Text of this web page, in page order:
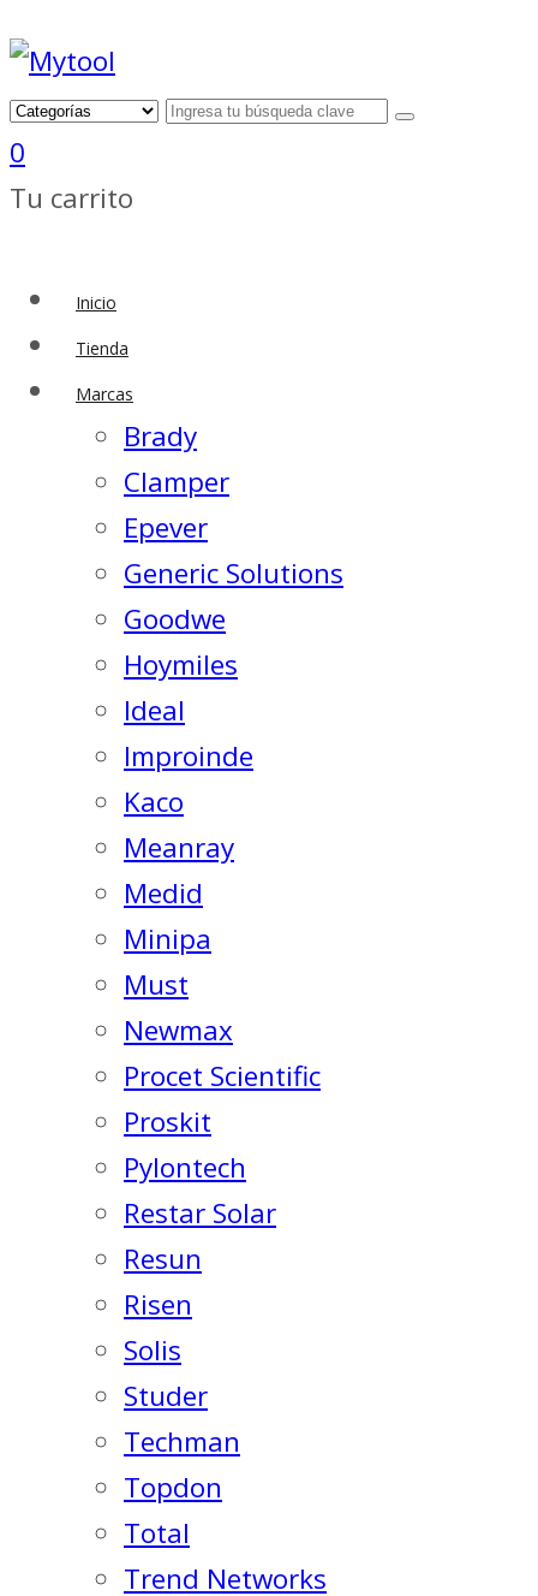
0
Tu carrito
Inicio
Tienda
Marcas
Brady
Clamper
Epever
Generic Solutions
Goodwe
Hoymiles
Ideal
Improinde
Kaco
Meanray
Medid
Minipa
Must
Newmax
Procet Scientific
Proskit
Pylontech
Restar Solar
Resun
Risen
Solis
Studer
Techman
Topdon
Total
Trend Networks